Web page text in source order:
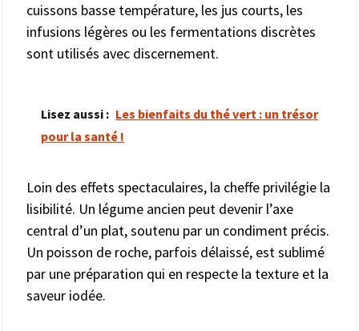
cuissons basse température, les jus courts, les
infusions légères ou les fermentations discrètes
sont utilisés avec discernement.
Lisez aussi : Les bienfaits du thé vert : un trésor
pour la santé !
Loin des effets spectaculaires, la cheffe privilégie la
lisibilité. Un légume ancien peut devenir l’axe
central d’un plat, soutenu par un condiment précis.
Un poisson de roche, parfois délaissé, est sublimé
par une préparation qui en respecte la texture et la
saveur iodée.